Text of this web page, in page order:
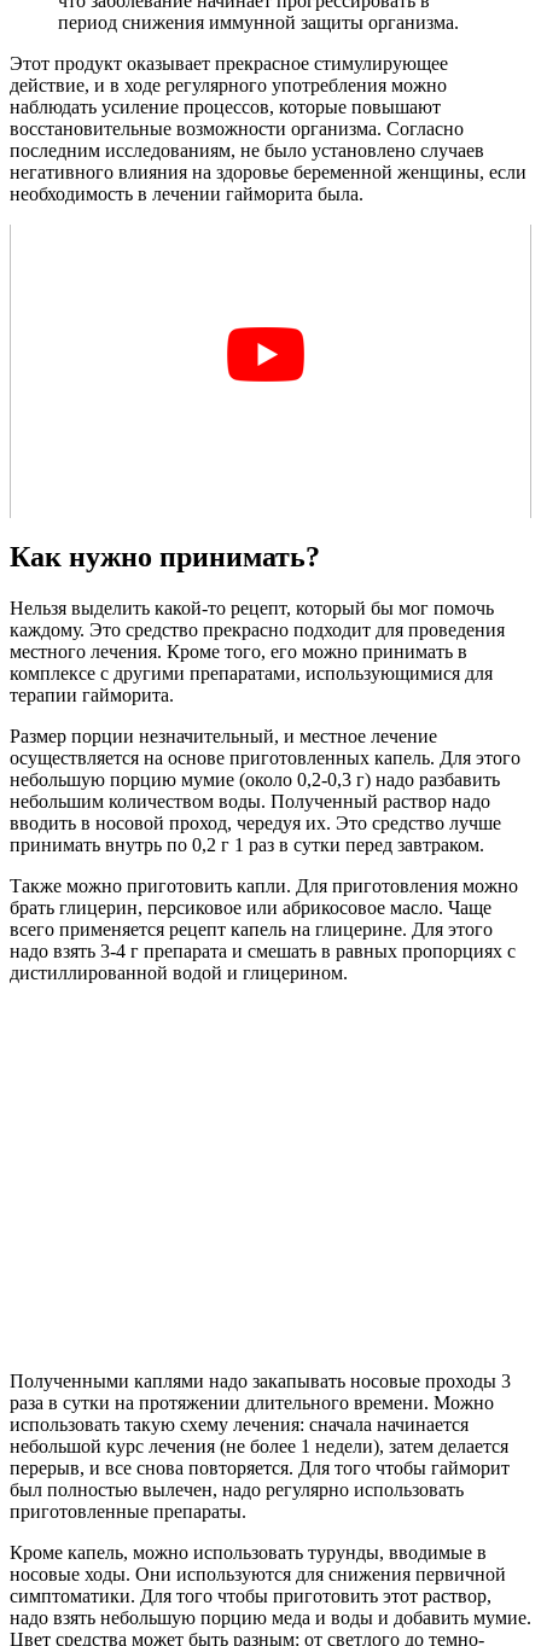
период снижения иммунной защиты организма.
Этот продукт оказывает прекрасное стимулирующее
действие, и в ходе регулярного употребления можно
наблюдать усиление процессов, которые повышают
восстановительные возможности организма. Согласно
последним исследованиям, не было установлено случаев
негативного влияния на здоровье беременной женщины, если
необходимость в лечении гайморита была.
Как нужно принимать?
Нельзя выделить какой-то рецепт, который бы мог помочь
каждому. Это средство прекрасно подходит для проведения
местного лечения. Кроме того, его можно принимать в
комплексе с другими препаратами, использующимися для
терапии гайморита.
Размер порции незначительный, и местное лечение
осуществляется на основе приготовленных капель. Для этого
небольшую порцию мумие (около 0,2-0,3 г) надо разбавить
небольшим количеством воды. Полученный раствор надо
вводить в носовой проход, чередуя их. Это средство лучше
принимать внутрь по 0,2 г 1 раз в сутки перед завтраком.
Также можно приготовить капли. Для приготовления можно
брать глицерин, персиковое или абрикосовое масло. Чаще
всего применяется рецепт капель на глицерине. Для этого
надо взять 3-4 г препарата и смешать в равных пропорциях с
дистиллированной водой и глицерином.
Полученными каплями надо закапывать носовые проходы 3
раза в сутки на протяжении длительного времени. Можно
использовать такую схему лечения: сначала начинается
небольшой курс лечения (не более 1 недели), затем делается
перерыв, и все снова повторяется. Для того чтобы гайморит
был полностью вылечен, надо регулярно использовать
приготовленные препараты.
Кроме капель, можно использовать турунды, вводимые в
носовые ходы. Они используются для снижения первичной
симптоматики. Для того чтобы приготовить этот раствор,
надо взять небольшую порцию меда и воды и добавить мумие.
Цвет средства может быть разным: от светлого до темно-